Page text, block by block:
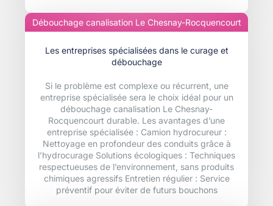
Débouchage canalisation Le Chesnay-Rocquencourt
Les entreprises spécialisées dans le curage et
débouchage
Si le problème est complexe ou récurrent, une
entreprise spécialisée sera le choix idéal pour un
débouchage canalisation Le Chesnay-
Rocquencourt durable. Les avantages d’une
entreprise spécialisée : Camion hydrocureur :
Nettoyage en profondeur des conduits grâce à
l’hydrocurage Solutions écologiques : Techniques
respectueuses de l’environnement, sans produits
chimiques agressifs Entretien régulier : Service
préventif pour éviter de futurs bouchons